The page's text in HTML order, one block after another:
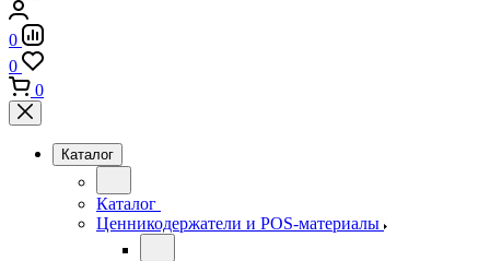
0
0
0
Каталог
Каталог
Ценникодержатели и POS-материалы